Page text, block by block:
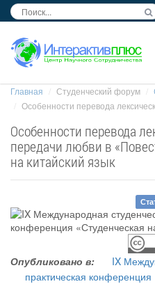
Главная Студенческий форум
Особенности перевода
Особенности перевода
передачи любви в
на китайский язык
Опубликовано в:
IX
практическая